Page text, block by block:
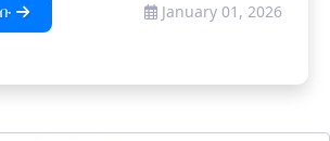
January 01, 2026